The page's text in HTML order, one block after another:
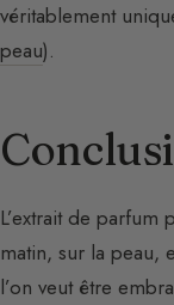
véritablement
peau).
L’extrait de
matin, sur la peau,
l’on veut être